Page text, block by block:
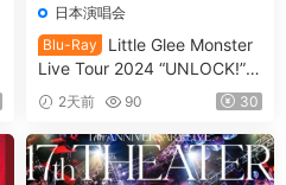
日本演唱会
Blu-Ray
Little Glee Monster
Live Tour 2024 “UNLOCK!”
[2024.07.06] [自购原盘] [BDI
SO 39.8GB]
2天前 90 30